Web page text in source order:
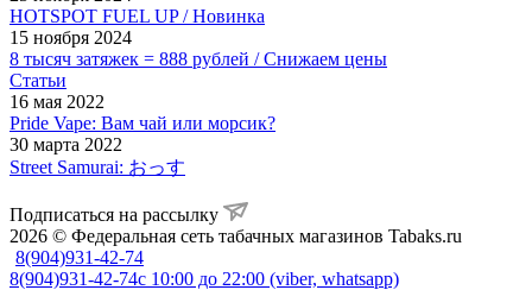
HOTSPOT FUEL UP / Новинка
15 ноября 2024
8 тысяч затяжек = 888 рублей / Снижаем цены
Статьи
16 мая 2022
Pride Vape: Вам чай или морсик?
30 марта 2022
Street Samurai: おっす
Подписаться на рассылку
2026 © Федеральная сеть табачных магазинов Tabaks.ru
8(904)931-42-74
8(904)931-42-74с 10:00 до 22:00 (viber, whatsapp)